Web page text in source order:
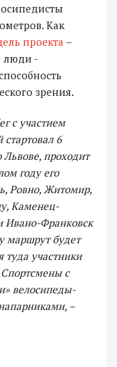
Как
проекта –
люди -
зрения.
с участием
6
Львове, проходит
году его
Ровно, Житомир,
Каменец-
Ивано-Франковск
маршрут будет
туда участники
с
велосипеды-
–